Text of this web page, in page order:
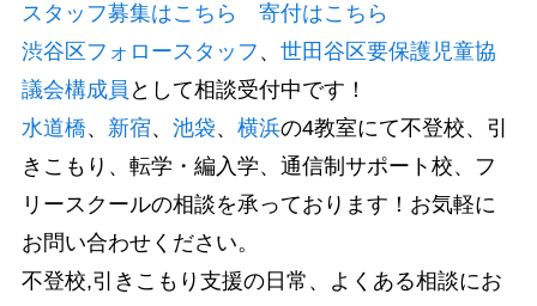
スタッフ募集はこちら
寄付はこちら
渋谷区フォロースタッフ 、 世田谷区要保護児童協
議会構成員 として相談受付中です！
水道橋、 新宿、 池袋、 横浜の4教室にて不登校、引
きこもり、転学・編入学、通信制サポート校、フ
リースクールの相談を承っております！お気軽に
お問い合わせください。
不登校,引きこもり支援の日常、よくある相談にお